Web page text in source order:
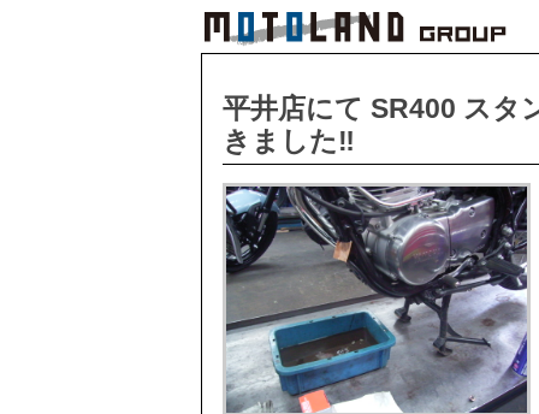
平井店にて SR400 スタ
きました‼